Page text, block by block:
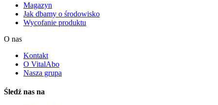
Magazyn
Jak dbamy o środowisko
Wycofanie produktu
O nas
Kontakt
O VitalAbo
Nasza grupa
Śledź nas na